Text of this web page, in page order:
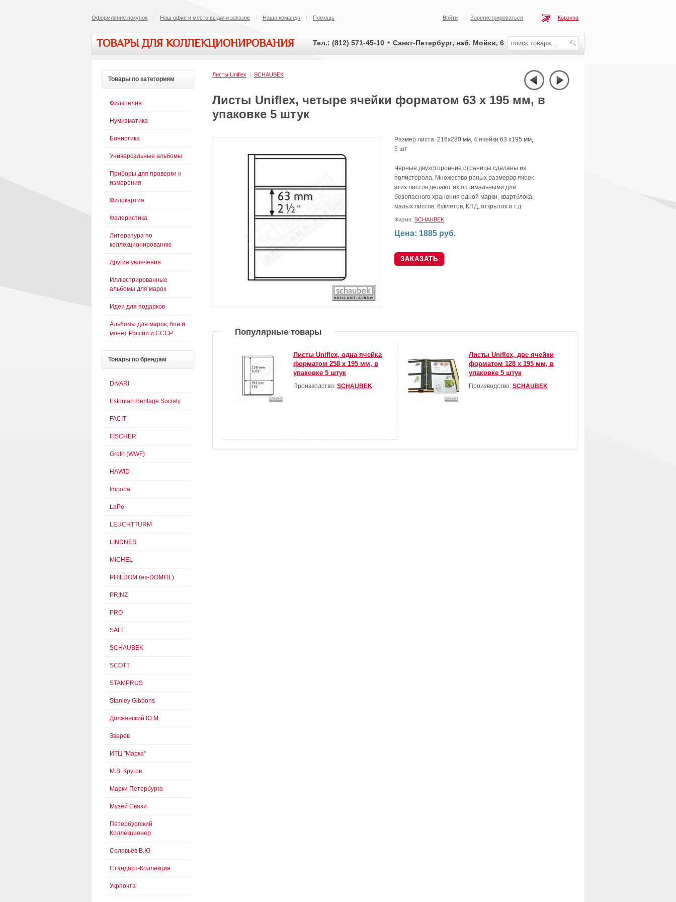
Оформление покупок Наш офис и место выдачи заказов Наша команда Помощь Корзина
Зарегистрироваться
Войти
ТОВАРЫ ДЛЯ КОЛЛЕКЦИОНИРОВАНИЯ Тел.: (812) 571-45-10 Санкт-Петербург, наб. Мойки, 6
Листы Uniflex | SCHAUBEK
Листы Uniflex, четыре ячейки форматом 63 х 195 мм, в
упаковке 5 штук
Размер листа: 216x280 мм, 4 ячейки 63 x195 мм,
5 шт
Черные двухсторонние страницы сделаны из
полистерола. Множество раных размеров ячеек
этих листов делают их оптимальными для
безопасного хранения одной марки, квартблока,
малых листов, буклетов, КПД, открыток и т.д.
Фирма: SCHAUBEK
Цена: 1885 руб.
Популярные товары
Листы Uniflex, одна ячейка
форматом 258 х 195 мм, в
упаковке 5 штук
Производство: SCHAUBEK
Листы Uniflex, две ячейки
форматом 128 х 195 мм, в
упаковке 5 штук
Производство: SCHAUBEK
Товары по категориям
Филателия
Нумизматика
Бонистика
Универсальные альбомы
Приборы для проверки и
измерения
Филокартия
Фалеристика
Литература по
коллекционированию
Другие увлечения
Иллюстрированные
альбомы для марок
Идеи для подарков
Альбомы для марок, бон и
монет России и СССР
Товары по брендам
DIVARI
Estonian Heritage Society
FACIT
FISCHER
Groth (WWF)
HAWID
Importa
LaPe
LEUCHTTURM
LINDNER
MICHEL
PHILDOM (ex-DOMFIL)
PRINZ
PRO
SAFE
SCHAUBEK
SCOTT
STAMPRUS
Stanley Gibbons
Должанский Ю.М.
Зверев
ИТЦ "Марка"
М.В. Кругов
Марки Петербурга
Музей Связи
Петербургский
Коллекционер
Соловьёв В.Ю.
Стандарт-Коллекция
Укрпочта